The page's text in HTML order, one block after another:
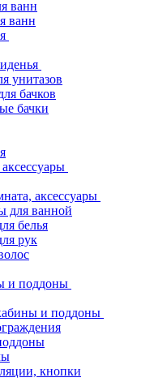
ванн
ванн
унитазов
бачков
бачки
аксессуары
для ванной
белья
рук
и поддоны
и поддоны
кнопки